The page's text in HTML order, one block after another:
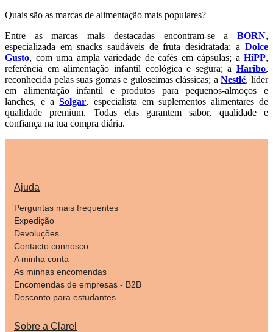
Quais são as marcas de alimentação mais populares?
Entre as marcas mais destacadas encontram-se a BORN,
especializada em snacks saudáveis de fruta desidratada; a Dolce
Gusto, com uma ampla variedade de cafés em cápsulas; a HiPP,
referência em alimentação infantil ecológica e segura; a Haribo,
reconhecida pelas suas gomas e guloseimas clássicas; aNestlé, líder
em alimentação infantil e produtos para pequenos-almoços e
lanches, e aSolgar, especialista em suplementos alimentares de
qualidade premium. Todas elas garantem sabor, qualidade e
confiança na tua compra diária.
Ajuda
Perguntas mais frequentes
Expedição
Devoluções
Contacto connosco
A minha conta
As minhas encomendas
Encomendas de empresas - B2B
Desconto para estudantes
Sobre a Clarel